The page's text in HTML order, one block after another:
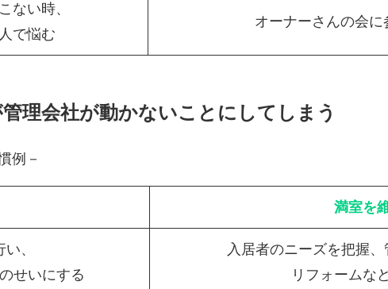
ない時、
で悩む
オーナーさんの会
理会社が動かないことにしてしまう
例－
満室を
、
せいにする
入居者のニーズを把握、
リフォームな